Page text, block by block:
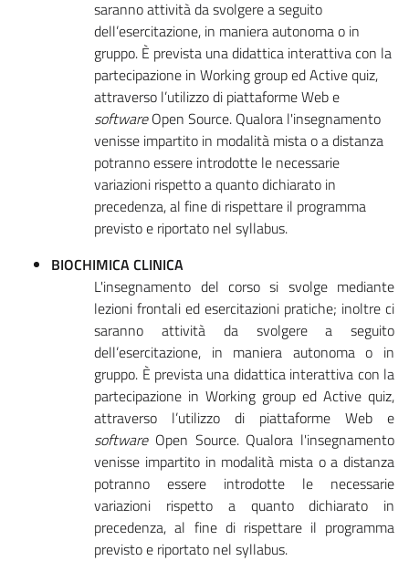
saranno attività da svolgere a seguito
dell’esercitazione, in maniera autonoma o in
gruppo. È prevista una didattica interattiva con la
partecipazione in Working group ed Active quiz,
attraverso l’utilizzo di piattaforme Web e
softwareOpen Source. Qualora l'insegnamento
venisse impartito in modalità mista o a distanza
potranno essere introdotte le necessarie
variazioni rispetto a quanto dichiarato in
precedenza, al fine di rispettare il programma
previsto e riportato nel syllabus.
BIOCHIMICA CLINICA
L'insegnamento del corso si svolge mediante
lezioni frontali ed esercitazioni pratiche; inoltre ci
saranno attività da svolgere a seguito
dell’esercitazione, in maniera autonoma o in
gruppo. È prevista una didattica interattiva con la
partecipazione in Working group ed Active quiz,
attraverso l’utilizzo di piattaforme Web e
softwareOpen Source. Qualora l'insegnamento
venisse impartito in modalità mista o a distanza
potranno essere introdotte le necessarie
variazioni rispetto a quanto dichiarato in
precedenza, al fine di rispettare il programma
previsto e riportato nel syllabus.